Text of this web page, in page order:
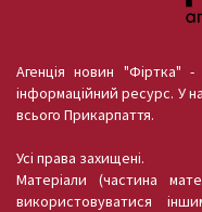
Агенція новин "Фіртка" -
інформаційний ресурс. У
всього Прикарпаття.
Усі права захищені.
Матеріали (частина
використовуватися